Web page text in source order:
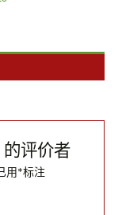
的评价者
用*标注